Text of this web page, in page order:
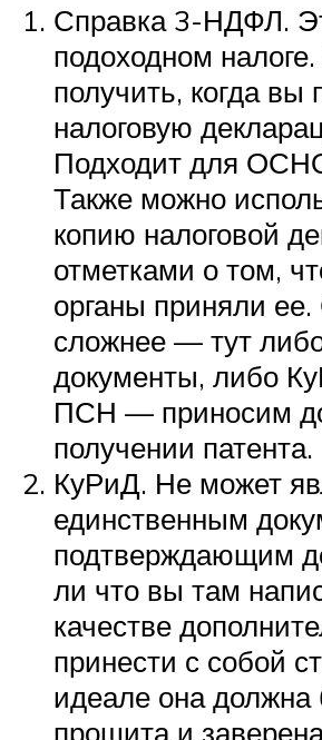
Справка 3-НДФЛ.
подоходном
получить, когда вы
налоговую
Подходит для
Также можно
копию налоговой
отметками о том,
органы приняли
сложнее — тут
документы, либо
ПСН — приносим
получении патента.
КуРиД. Не может
единственным
подтверждающим
ли что вы там
качестве
принести с собой
идеале она должна
прошита и